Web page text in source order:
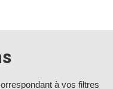
à vos filtres